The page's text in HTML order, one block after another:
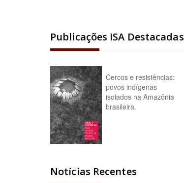
Publicações ISA Destacadas
Cercos e resistências:
povos indígenas
isolados na Amazônia
brasileira.
Notícias Recentes